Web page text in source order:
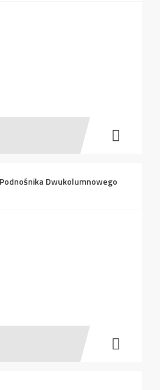
Dwukolumnowego